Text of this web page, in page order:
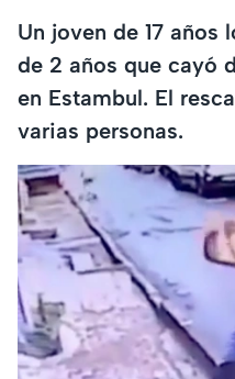
Un joven de 17 años
de 2 años que cayó
en Estambul. El
varias personas.